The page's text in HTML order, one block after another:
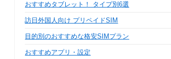
おすすめタブレット！ タイプ別6選
訪日外国人向け プリペイドSIM
目的別のおすすめな格安SIMプラン
おすすめアプリ・設定